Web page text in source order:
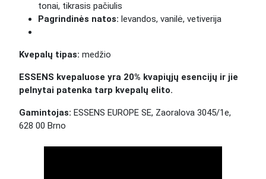
tonai, tikrasis pačiulis
Pagrindinės natos: levandos, vanilė, vetiverija
Kvepalų tipas: medžio
ESSENS kvepaluose yra 20% kvapiųjų esencijų ir jie
pelnytai patenka tarp kvepalų elito.
Gamintojas: ESSENS EUROPE SE, Zaoralova 3045/1e,
628 00 Brno